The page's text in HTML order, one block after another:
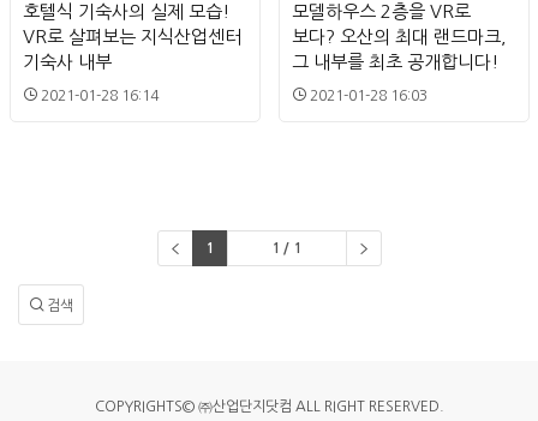
호텔식 기숙사의 실제 모습!
VR로 살펴보는 지식산업센터
기숙사 내부
2021-01-28 16:14
모델하우스 2층을 VR로
보다? 오산의 최대 랜드마크,
그 내부를 최초 공개합니다!
2021-01-28 16:03
1 1 / 1
검색
COPYRIGHTS© ㈜산업단지닷컴 ALL RIGHT RESERVED.